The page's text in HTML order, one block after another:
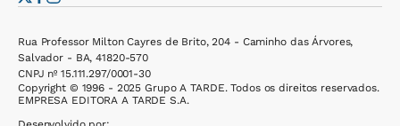
Rua Professor Milton Cayres de Brito, 204 - Caminho das Árvores,
Salvador - BA, 41820-570
CNPJ nº 15.111.297/0001-30
Copyright © 1996 - 2025 Grupo A TARDE. Todos os direitos reservados.
EMPRESA EDITORA A TARDE S.A.